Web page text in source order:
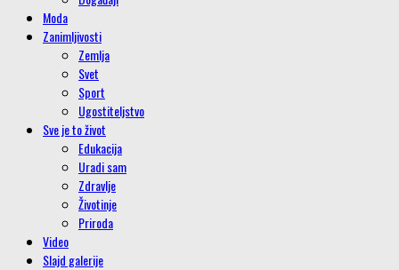
Moda
Zanimljivosti
Zemlja
Svet
Sport
Ugostiteljstvo
Sve je to život
Edukacija
Uradi sam
Zdravlje
Životinje
Priroda
Video
Slajd galerije